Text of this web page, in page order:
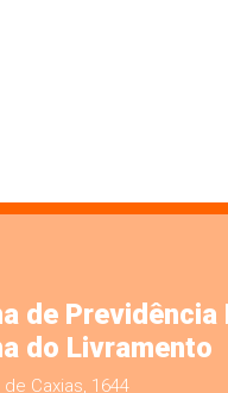
de Previdência
do Livramento
de Caxias, 1644